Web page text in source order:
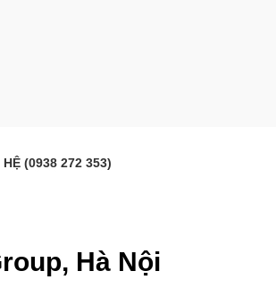
Hà Nội
HỆ (0938 272 353)